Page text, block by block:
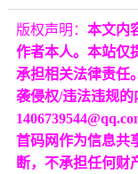
版权声明： 本文内
作者本人。本站仅
承担相关法律责任
袭侵权/违法违规的
首码网作为信息共
断，不承担任何财